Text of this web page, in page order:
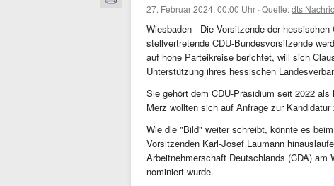
27. Februar 2024, 00:00 Uhr ·Quelle:dts
Wiesbaden - Die Vorsitzende der
stellvertretende CDU-Bundesvorsitzende
auf hohe Parteikreise berichtet, will sich
Unterstützung ihres hessischen
Sie gehört dem CDU-Präsidium seit 2022
Merz wollten sich auf Anfrage zur
Wie die "Bild" weiter schreibt, könnte es
Vorsitzenden Karl-Josef Laumann
Arbeitnehmerschaft Deutschlands (CDA)
nominiert wurde.